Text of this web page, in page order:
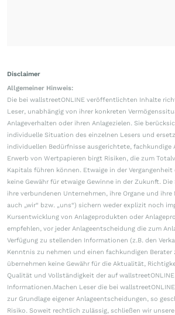
Disclaimer
Allgemeiner Hinweis:
Die bei wallstreetONLINE veröffentlichten Inhalte
Leser, unabhängig von ihrer konkreten
Anlageverhalten oder ihren Anlagezielen. Sie
individuelle Situation des einzelnen Lesers und
individuellen Bedürfnisse ausgerichtete, fachkundige
Erwerb von Wertpapieren birgt Risiken, die zum
Kapitals führen können. Etwaige in der
keine Gewähr für etwaige Gewinne in der Zukunft.
ihre verbundenen Unternehmen, ihre Organe und
auch „wir“ bzw. „uns“) sichern weder explizit noch
Kursentwicklung von Anlageprodukten oder
empfehlen, vor jeder Anlageentscheidung die zum
Verfügung zu stellenden Informationen (z.B. den
Kenntnis zu nehmen und einen fachkundigen
übernehmen keine Gewähr für die Aktualität,
Qualität und Vollständigkeit der auf
Informationen.Machen Leser die bei
zur Grundlage eigener Anlageentscheidungen, so
Risiko. Soweit rechtlich zulässig, schließen wir